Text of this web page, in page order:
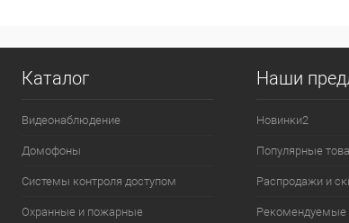
Каталог
Видеонаблюдение
Домофоны
Системы контроля доступом
Охранные и пожарные
Наши
Новинки2
Популярные
Распродажи и
Рекомендуемые